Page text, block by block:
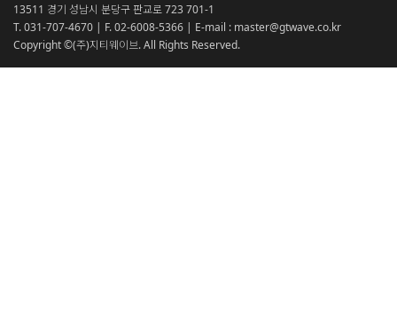
13511 경기 성남시 분당구 판교로 723 701-1
T. 031-707-4670 | F. 02-6008-5366 | E-mail : master@gtwave.co.kr
Copyright ©(주)지티웨이브. All Rights Reserved.